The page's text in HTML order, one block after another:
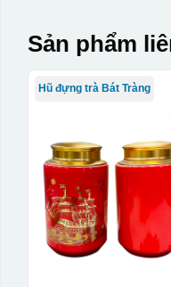
Sản phẩm
Hũ đựng trà Bát Tràng